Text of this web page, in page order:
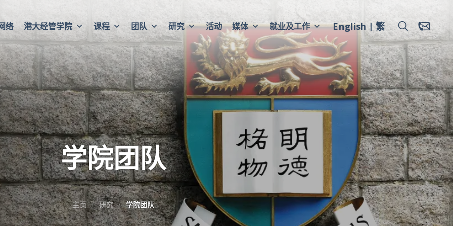
络 港大经管学院 课程 团队 研究 活动 媒体 就业及工作 English 繁
学院团队
主页 研究 学院团队